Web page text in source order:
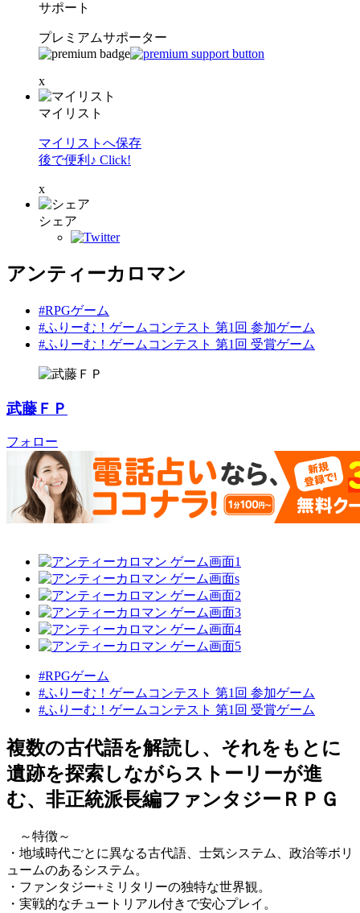
サポート
プレミアムサポーター
x
マイリスト
マイリストへ保存
後で便利♪ Click!
x
シェア
アンティーカロマン
#RPGゲーム
#ふりーむ！ゲームコンテスト 第1回 参加ゲーム
#ふりーむ！ゲームコンテスト 第1回 受賞ゲーム
武藤ＦＰ
フォロー
#RPGゲーム
#ふりーむ！ゲームコンテスト 第1回 参加ゲーム
#ふりーむ！ゲームコンテスト 第1回 受賞ゲーム
複数の古代語を解読し、それをもとに
遺跡を探索しながらストーリーが進
む、非正統派長編ファンタジーＲＰＧ
～特徴～
・地域時代ごとに異なる古代語、士気システム、政治等ボリ
ュームのあるシステム。
・ファンタジー+ミリタリーの独特な世界観。
・実戦的なチュートリアル付きで安心プレイ。